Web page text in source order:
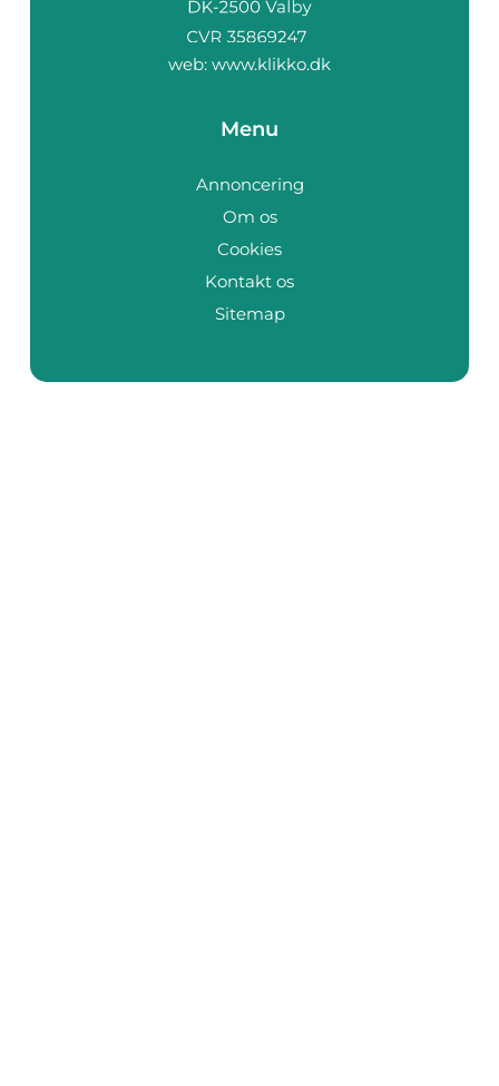
web: www.klikko.dk
Menu
Annoncering
Om os
Cookies
Kontakt os
Sitemap